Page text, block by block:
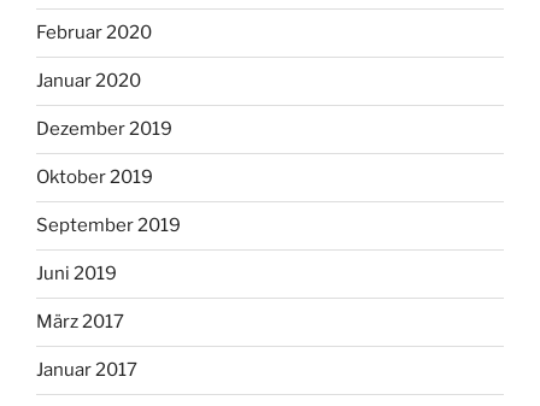
Februar 2020
Januar 2020
Dezember 2019
Oktober 2019
September 2019
Juni 2019
März 2017
Januar 2017